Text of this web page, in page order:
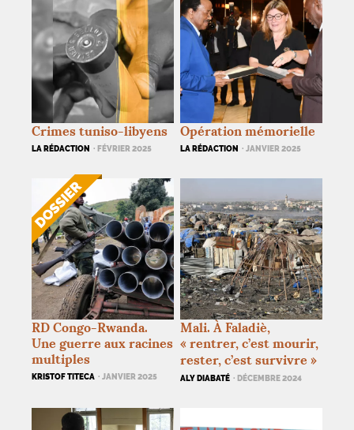
Crimes tuniso-libyens
LA RÉDACTION · FÉVRIER 2025
Opération mémorielle
LA RÉDACTION · JANVIER 2025
RD Congo-Rwanda.
Une guerre aux racines
multiples
KRISTOF TITECA · JANVIER 2025
Mali. À Faladiè,
« rentrer, c’est mourir,
rester, c’est survivre »
ALY DIABATÉ · DÉCEMBRE 2024